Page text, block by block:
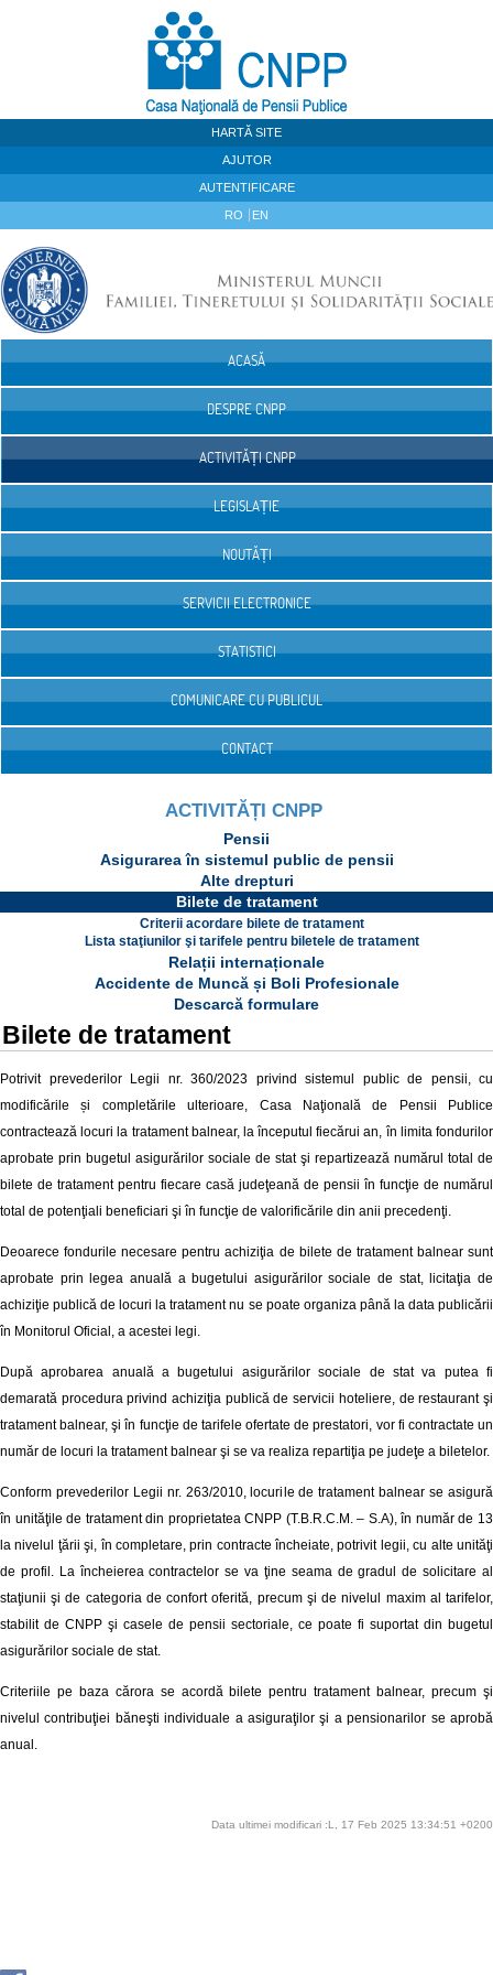
HARTĂ SITE
AJUTOR
AUTENTIFICARE
RO EN
ACASĂ
DESPRE CNPP
ACTIVITĂȚI CNPP
LEGISLAȚIE
NOUTĂȚI
SERVICII ELECTRONICE
STATISTICI
COMUNICARE CU PUBLICUL
CONTACT
ACTIVITĂȚI CNPP
Pensii
Asigurarea în sistemul public de pensii
Alte drepturi
Bilete de tratament
Criterii acordare bilete de tratament
Lista staţiunilor şi tarifele pentru biletele de tratament
Relații internaționale
Accidente de Muncă și Boli Profesionale
Descarcă formulare
Bilete de tratament
Potrivit prevederilor Legii nr. 360/2023 privind sistemul public de pensii, cu
modificările și completările ulterioare, Casa Naţională de Pensii Publice
contractează locuri la tratament balnear, la începutul fiecărui an, în limita fondurilor
aprobate prin bugetul asigurărilor sociale de stat şi repartizează numărul total de
bilete de tratament pentru fiecare casă judeţeană de pensii în funcţie de numărul
total de potenţiali beneficiari şi în funcţie de valorificările din anii precedenţi.
Deoarece fondurile necesare pentru achiziţia de bilete de tratament balnear sunt
aprobate prin legea anuală a bugetului asigurărilor sociale de stat, licitaţia de
achiziţie publică de locuri la tratament nu se poate organiza până la data publicării
în Monitorul Oficial, a acestei legi.
După aprobarea anuală a bugetului asigurărilor sociale de stat va putea fi
demarată procedura privind achiziţia publică de servicii hoteliere, de restaurant şi
tratament balnear, şi în funcţie de tarifele ofertate de prestatori, vor fi contractate un
număr de locuri la tratament balnear şi se va realiza repartiţia pe judeţe a biletelor.
Conform prevederilor Legii nr. 263/2010, locurile de tratament balnear se asigură
în unităţile de tratament din proprietatea CNPP (T.B.R.C.M. – S.A), în număr de 13
la nivelul ţării şi, în completare, prin contracte încheiate, potrivit legii, cu alte unităţi
de profil. La încheierea contractelor se va ţine seama de gradul de solicitare al
staţiunii şi de categoria de confort oferită, precum şi de nivelul maxim al tarifelor,
stabilit de CNPP şi casele de pensii sectoriale, ce poate fi suportat din bugetul
asigurărilor sociale de stat.
Criteriile pe baza cărora se acordă bilete pentru tratament balnear, precum şi
nivelul contribuţiei băneşti individuale a asiguraţilor şi a pensionarilor se aprobă
anual.
Data ultimei modificari :L, 17 Feb 2025 13:34:51 +0200